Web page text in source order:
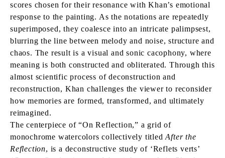
scores chosen for their resonance with Khan’s emotional
response to the painting. As the notations are repeatedly
superimposed, they coalesce into an intricate palimpsest,
blurring the line between melody and noise, structure and
chaos. The result is a visual and sonic cacophony, where
meaning is both constructed and obliterated. Through this
almost scientific process of deconstruction and
reconstruction, Khan challenges the viewer to reconsider
how memories are formed, transformed, and ultimately
reimagined.
The centerpiece of “On Reflection,” a grid of
monochrome watercolors collectively titledAfter the
Reflection, is a deconstructive study of ‘Reflets verts’